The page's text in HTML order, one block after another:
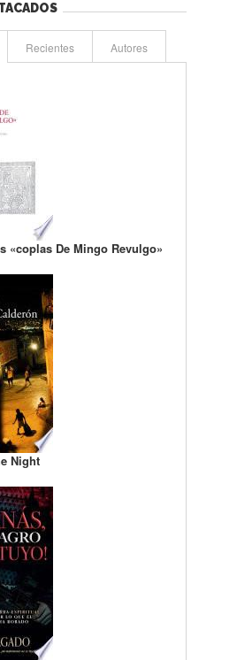
Recientes Autores
«coplas De Mingo Revulgo»
Night